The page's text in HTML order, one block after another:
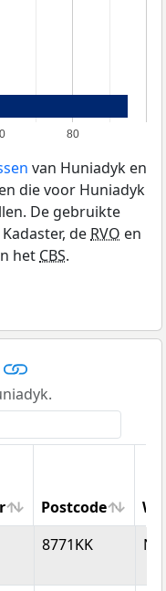
80
van Huniadyk en
die voor Huniadyk
De gebruikte
deRVO en
hetCBS.
Postcode
Postcode
8771KK